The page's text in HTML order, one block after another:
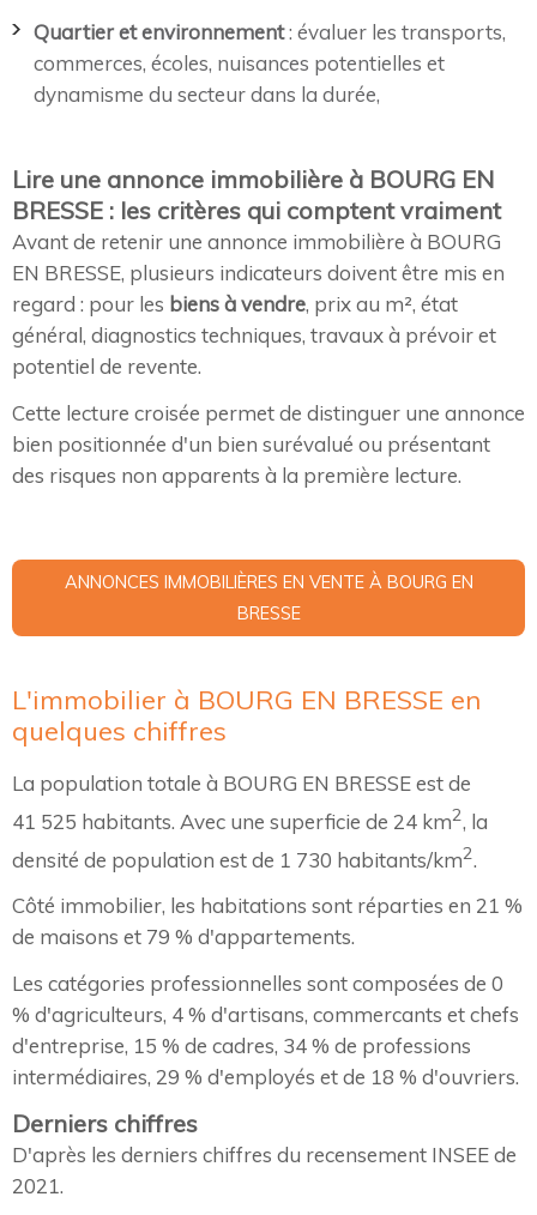
Quartier et environnement: évaluer les transports,
commerces, écoles, nuisances potentielles et
dynamisme du secteur dans la durée,
Lire une annonce immobilière à BOURG EN
BRESSE : les critères qui comptent vraiment
Avant de retenir une annonce immobilière à BOURG
EN BRESSE, plusieurs indicateurs doivent être mis en
regard : pour les biens à vendre, prix au m², état
général, diagnostics techniques, travaux à prévoir et
potentiel de revente.
Cette lecture croisée permet de distinguer une annonce
bien positionnée d'un bien surévalué ou présentant
des risques non apparents à la première lecture.
ANNONCES IMMOBILIÈRES EN VENTE À BOURG EN
BRESSE
L'immobilier à BOURG EN BRESSE en
quelques chiffres
La population totale à BOURG EN BRESSE est de
41 525 habitants. Avec une superficie de 24 km2, la
densité de population est de 1 730 habitants/km2.
Côté immobilier, les habitations sont réparties en 21 %
de maisons et 79 % d'appartements.
Les catégories professionnelles sont composées de 0
% d'agriculteurs, 4 % d'artisans, commercants et chefs
d'entreprise, 15 % de cadres, 34 % de professions
intermédiaires, 29 % d'employés et de 18 % d'ouvriers.
Derniers chiffres
D'après les derniers chiffres du recensement INSEE de
2021.